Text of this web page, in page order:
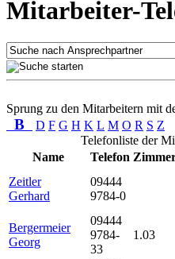
Mitarbeiter-
Sprung zu den Mitarbeitern mit
B D F G H K L M O R S Z
Telefonliste der
Name
Telefon
Zeitler
Gerhard
09444
9784-0
Bergermeier
Georg
09444
9784-
33
1.03